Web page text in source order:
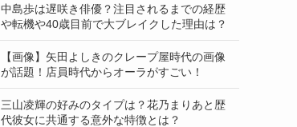
中島歩は遅咲き俳優？注目されるまでの経歴
や転機や40歳目前で大ブレイクした理由は？
【画像】矢田よしきのクレープ屋時代の画像
が話題！店員時代からオーラがすごい！
三山凌輝の好みのタイプは？花乃まりあと歴
代彼女に共通する意外な特徴とは？